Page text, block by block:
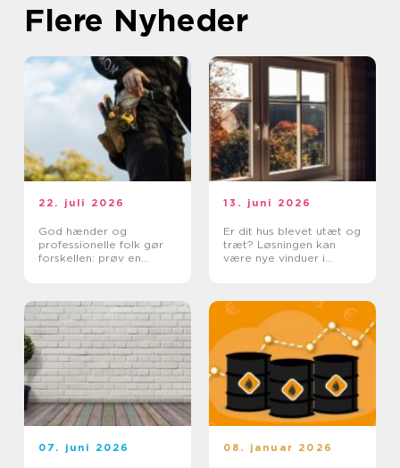
Flere Nyheder
22. juli 2026
God hænder og
professionelle folk gør
forskellen: prøv en
13. juni 2026
Er dit hus blevet utæt og
træt? Løsningen kan
være nye vinduer i
07. juni 2026 08. januar 2026